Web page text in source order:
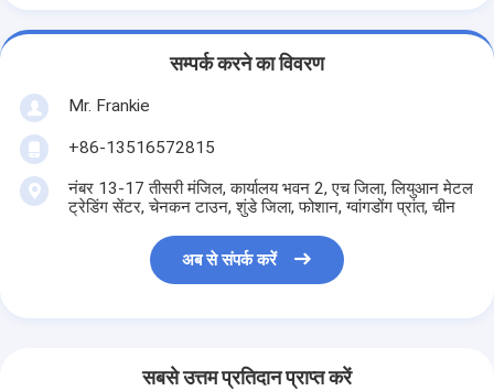
सम्पर्क करने का विवरण
Mr. Frankie
+86-13516572815
नंबर 13-17 तीसरी मंजिल, कार्यालय भवन 2, एच जिला, लियुआन मेटल
ट्रेडिंग सेंटर, चेनकन टाउन, शुंडे जिला, फोशान, ग्वांगडोंग प्रांत, चीन
अब से संपर्क करें
सबसे उत्तम प्रतिदान प्राप्त करें